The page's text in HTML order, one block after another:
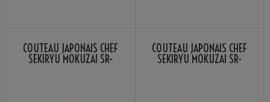
COUTEAU JAPONAIS CHEF
SEKIRYU MOKUZAI SR-
COUTEAU JAPONAIS CHEF
SEKIRYU MOKUZAI SR-